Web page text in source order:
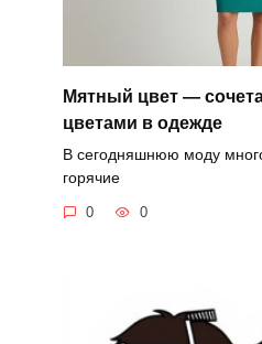
Мятный цвет —
цветами в одежде
В сегодняшнюю моду
горячие
0 0